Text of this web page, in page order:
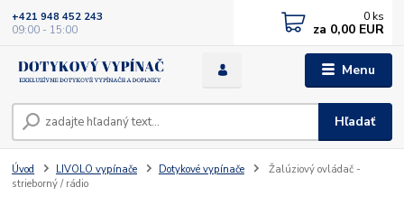
Menu
Hľadať
+421 948 452 243
09:00 - 15:00
0 ks
za 0,00 EUR
Úvod LIVOLO vypínače Dotykové vypínače
Žalúziový ovládač -
strieborný / rádio